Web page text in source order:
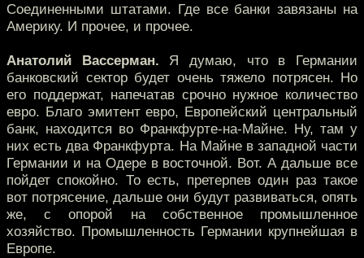
Соединенными штатами. Где все банки завязаны на
Америку. И прочее, и прочее.
Анатолий Вассерман. Я думаю, что в Германии
банковский сектор будет очень тяжело потрясен. Но
его поддержат, напечатав срочно нужное количество
евро. Благо эмитент евро, Европейский центральный
банк, находится во Франкфурте-на-Майне. Ну, там у
них есть два Франкфурта. На Майне в западной части
Германии и на Одере в восточной. Вот. А дальше все
пойдет спокойно. То есть, претерпев один раз такое
вот потрясение, дальше они будут развиваться, опять
же, с опорой на собственное промышленное
хозяйство. Промышленность Германии крупнейшая в
Европе.